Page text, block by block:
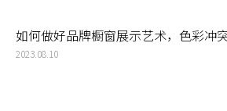
如何做好品牌橱窗展示艺术，色彩冲
2023.08.10